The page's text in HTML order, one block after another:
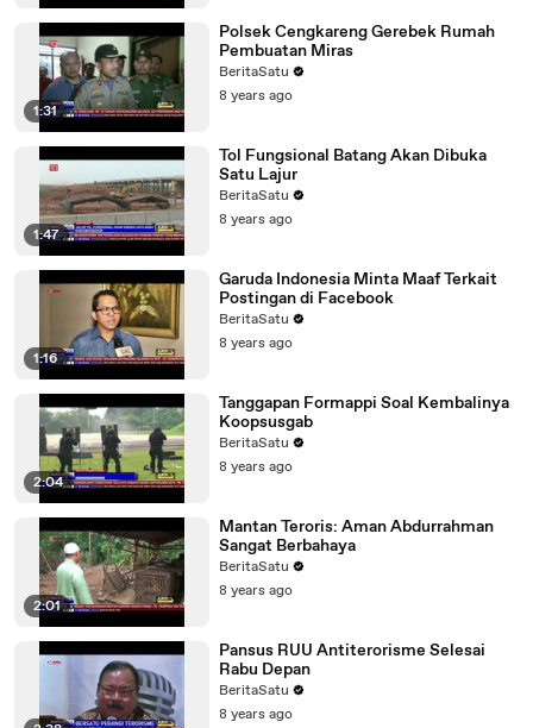
1:31
Polsek Cengkareng Gerebek Rumah
Pembuatan Miras
BeritaSatu
8 years ago
1:47
Tol Fungsional Batang Akan Dibuka
Satu Lajur
BeritaSatu
8 years ago
1:16
Garuda Indonesia Minta Maaf Terkait
Postingan di Facebook
BeritaSatu
8 years ago
2:04
Tanggapan Formappi Soal Kembalinya
Koopsusgab
BeritaSatu
8 years ago
2:01
Mantan Teroris: Aman Abdurrahman
Sangat Berbahaya
BeritaSatu
8 years ago
Pansus RUU Antiterorisme Selesai
Rabu Depan
BeritaSatu
8 years ago